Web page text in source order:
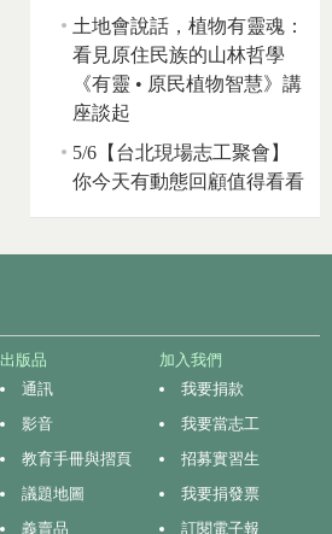
土地會說話，植物有靈魂：
看見原住民族的山林哲學
《有靈 • 原民植物智慧》講
座談起
5/6【台北現場志工聚會】
你今天有動態回顧值得看看
出版品
通訊
影音
教育手冊與摺頁
議題地圖
義賣品
加入我們
我要捐款
我要當志工
招募實習生
我要捐發票
訂閱電子報